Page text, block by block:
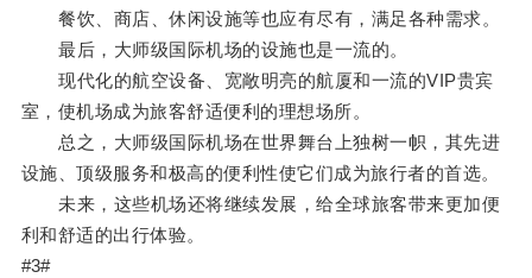
餐饮、商店、休闲设施等也应有尽有，满足各种需求。
最后，大师级国际机场的设施也是一流的。
现代化的航空设备、宽敞明亮的航厦和一流的VIP贵宾
室，使机场成为旅客舒适便利的理想场所。
总之，大师级国际机场在世界舞台上独树一帜，其先进
设施、顶级服务和极高的便利性使它们成为旅行者的首选。
未来，这些机场还将继续发展，给全球旅客带来更加便
利和舒适的出行体验。
#3#